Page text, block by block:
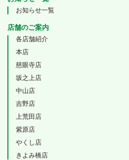
お知らせ一覧
店舗のご案内
各店舗紹介
本店
慈眼寺店
坂之上店
中山店
吉野店
上荒田店
紫原店
やくし店
きよみ橋店